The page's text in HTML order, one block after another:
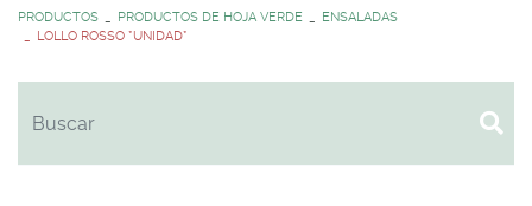
PRODUCTOS PRODUCTOS DE HOJA VERDE
ENSALADAS
LOLLO ROSSO *UNIDAD*